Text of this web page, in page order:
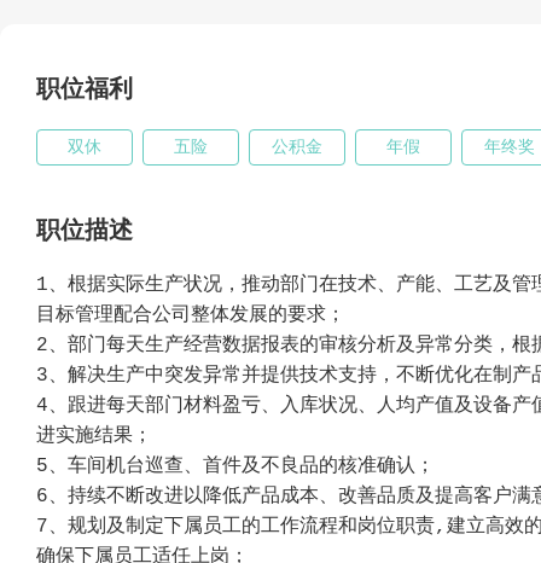
职位福利
双休 五险 公积金 年假 年终奖
职位描述
1、根据实际生产状况，推动部门在技术、产能、工艺及
目标管理配合公司整体发展的要求；
2、部门每天生产经营数据报表的审核分析及异常分类，
3、解决生产中突发异常并提供技术支持，不断优化在制产
4、跟进每天部门材料盈亏、入库状况、人均产值及设备
进实施结果；
5、车间机台巡查、首件及不良品的核准确认；
6、持续不断改进以降低产品成本、改善品质及提高客户满
7、规划及制定下属员工的工作流程和岗位职责,建立高效
确保下属员工适任上岗；